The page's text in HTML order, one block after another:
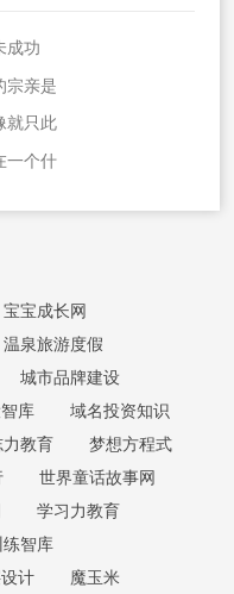
成功
宗亲是
就只此
一个什
宝宝成长网
温泉旅游度假
城市品牌建设
库
域名投资知识
力教育
梦想方程式
世界童话故事网
学习力教育
练智库
计 魔玉米